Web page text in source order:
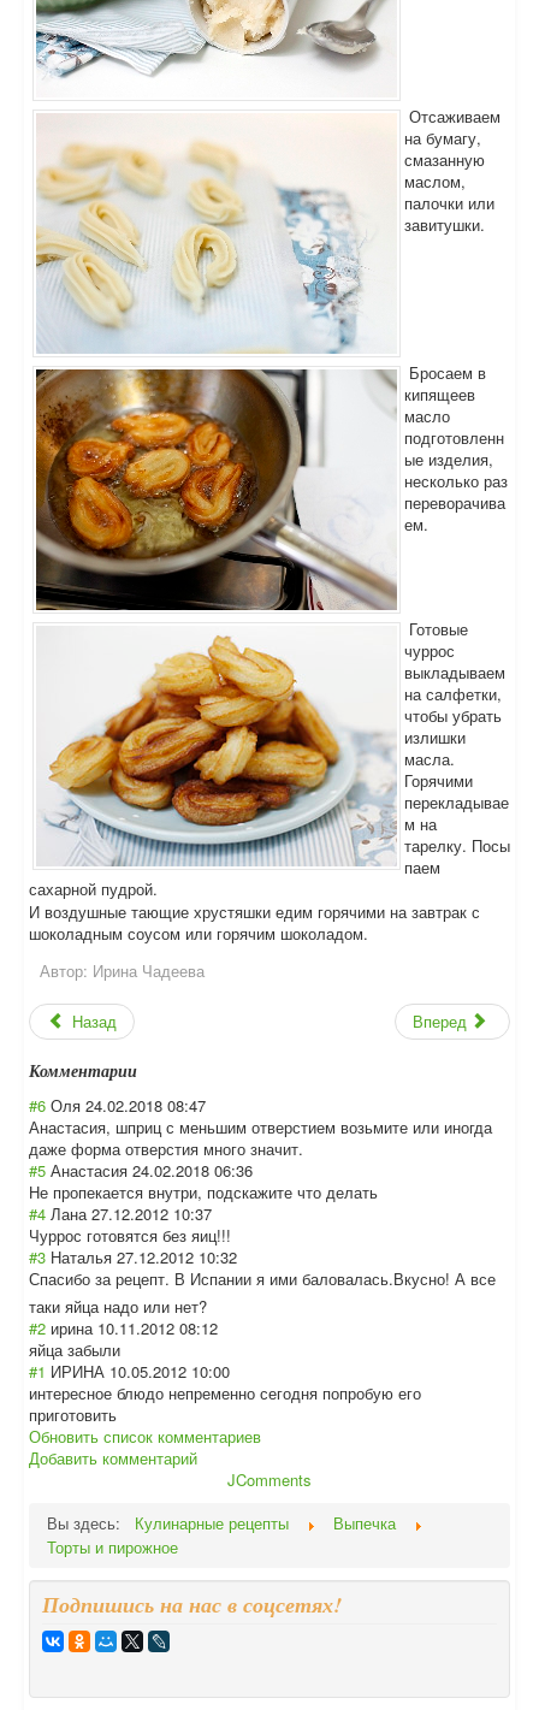
Отсаживаем
на бумагу,
смазанную
маслом,
палочки или
завитушки.
Бросаем в
кипящеев
масло
подготовленн
ые изделия,
несколько раз
переворачива
ем.
Готовые
чуррос
выкладываем
на салфетки,
чтобы убрать
излишки
масла.
Горячими
перекладывае
м на
тарелку. Посы
паем
сахарной пудрой.
И воздушные тающие хрустяшки едим горячими на завтрак с
шоколадным соусом или горячим шоколадом.
Автор: Ирина Чадеева
Назад Вперед
Комментарии
#6 Оля 24.02.2018 08:47
Анастасия, шприц с меньшим отверстием возьмите или иногда
даже форма отверстия много значит.
#5 Анастасия 24.02.2018 06:36
Не пропекается внутри, подскажите что делать
#4 Лана 27.12.2012 10:37
Чуррос готовятся без яиц!!!
#3 Наталья 27.12.2012 10:32
Спасибо за рецепт. В Испании я ими баловалась.Вкусно! А все
таки яйца надо или нет?
#2 ирина 10.11.2012 08:12
яйца забыли
#1 ИРИНА 10.05.2012 10:00
интересное блюдо непременно сегодня попробую его
приготовить
Обновить список комментариев
Добавить комментарий
JComments
Вы здесь:
Кулинарные рецепты
Выпечка
Торты и пирожное
Подпишись на нас в соцсетях!